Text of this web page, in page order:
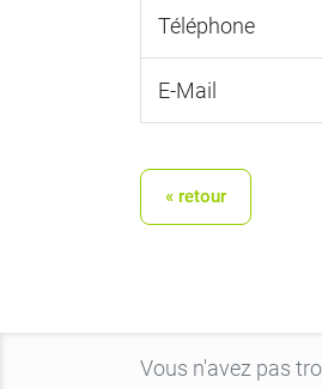
Téléphone
E-Mail
« retour